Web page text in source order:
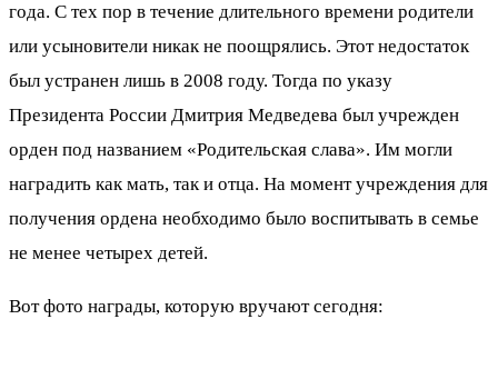
года. С тех пор в течение длительного времени родители
или усыновители никак не поощрялись. Этот недостаток
был устранен лишь в 2008 году. Тогда по указу
Президента России Дмитрия Медведева был учрежден
орден под названием «Родительская слава». Им могли
наградить как мать, так и отца. На момент учреждения для
получения ордена необходимо было воспитывать в семье
не менее четырех детей.
Вот фото награды, которую вручают сегодня: